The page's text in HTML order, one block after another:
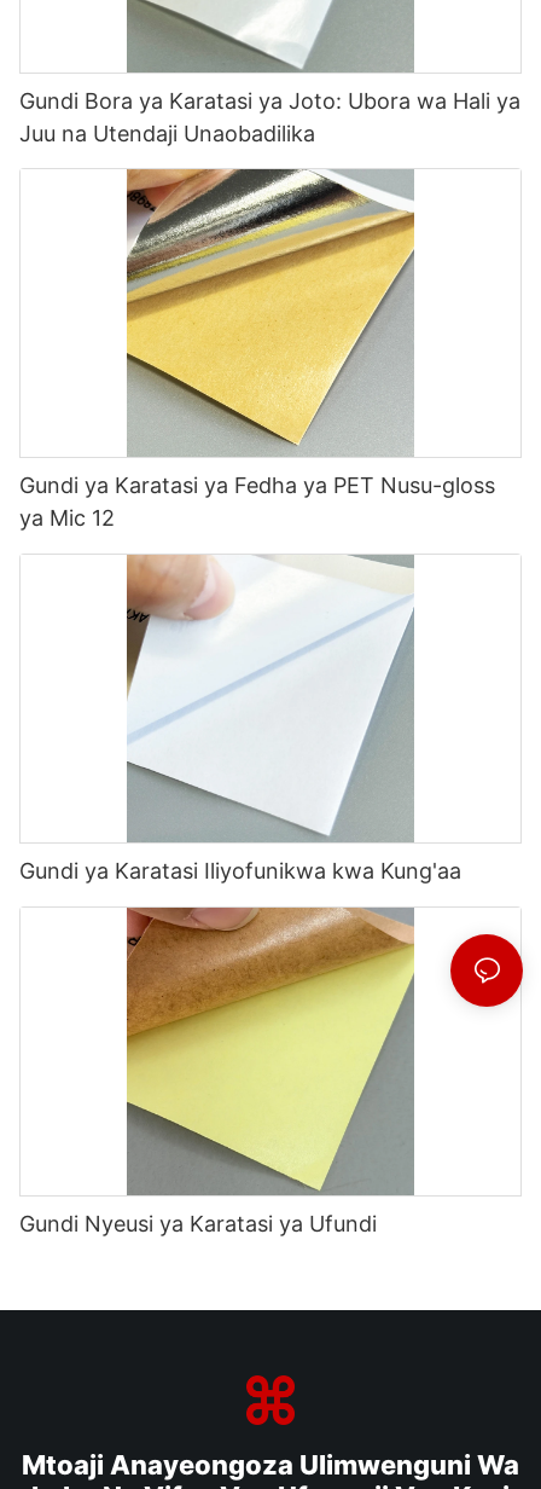
Gundi Bora ya Karatasi ya Joto: Ubora wa Hali ya
Juu na Utendaji Unaobadilika
Gundi ya Karatasi ya Fedha ya PET Nusu-gloss
ya Mic 12
Gundi ya Karatasi Iliyofunikwa kwa Kung'aa
Gundi Nyeusi ya Karatasi ya Ufundi
Mtoaji Anayeongoza Ulimwenguni Wa